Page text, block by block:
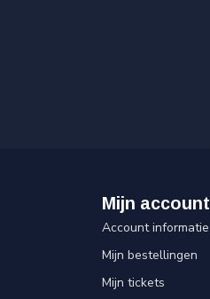
Mijn account
Account informatie
Mijn bestellingen
Mijn tickets